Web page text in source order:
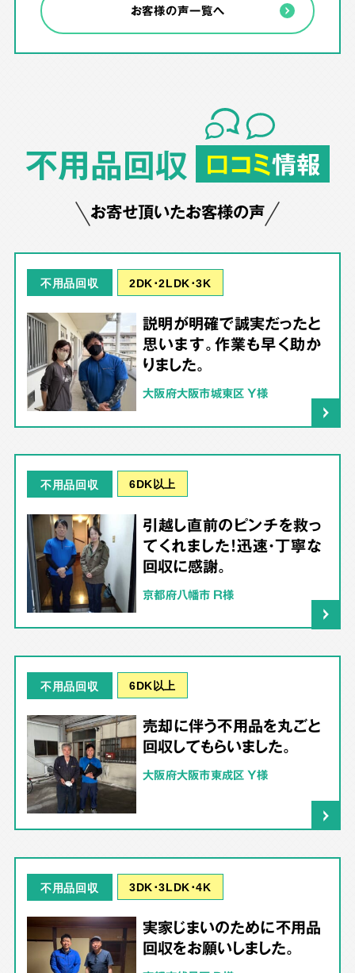
お客様の声一覧へ
不用品回収 口コミ情報
お寄せ頂いたお客様の声
不用品回収 2DK･2LDK･3K
説明が明確で誠実だったと
思います。作業も早く助か
りました。
大阪府大阪市城東区 Y様
不用品回収 6DK以上
引越し直前のピンチを救っ
てくれました！迅速・丁寧な
回収に感謝。
京都府八幡市 R様
不用品回収 6DK以上
売却に伴う不用品を丸ごと
回収してもらいました。
大阪府大阪市東成区 Y様
不用品回収 3DK･3LDK･4K
実家じまいのために不用品
回収をお願いしました。